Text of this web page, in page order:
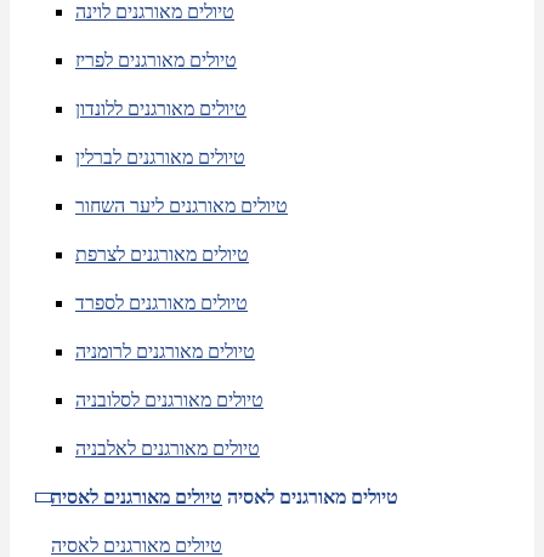
טיולים מאורגנים לוינה
טיולים מאורגנים לפריז
טיולים מאורגנים ללונדון
טיולים מאורגנים לברלין
טיולים מאורגנים ליער השחור
טיולים מאורגנים לצרפת
טיולים מאורגנים לספרד
טיולים מאורגנים לרומניה
טיולים מאורגנים לסלובניה
טיולים מאורגנים לאלבניה
טיולים מאורגנים לאסיה טיולים מאורגנים לאסיה
טיולים מאורגנים לאסיה